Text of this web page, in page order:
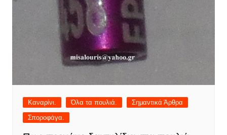
Καναρίνι. Όλα τα πουλιά.
Σημαντικά Άρθρα
Σποροφάγα.